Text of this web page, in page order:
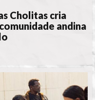
Cholitas cria
andina